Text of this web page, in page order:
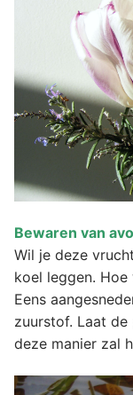
Bewaren van
Wil je deze
koel leggen. Hoe
Eens
zuurstof. Laat
deze manier zal